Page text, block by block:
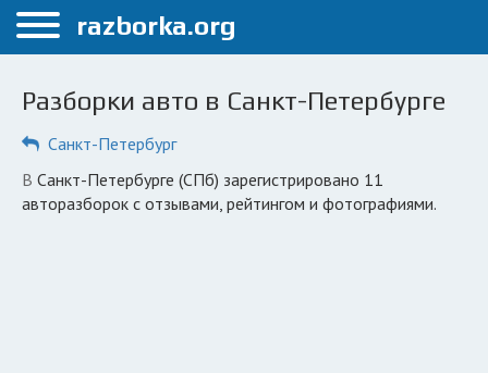
Меню
Санкт-Петербург
ПОЛЬЗОВАТЕЛЯМ
Каталог разборок
Разборки авто в Санкт-Петербурге
Санкт-Петербург
в Санкт-Петербурге (СПб) зарегистрировано 11
авторазборок с отзывами, рейтингом и фотографиями.
razborka.org